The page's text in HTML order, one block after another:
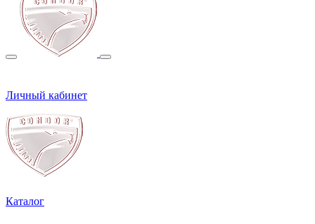
Личный кабинет
Каталог